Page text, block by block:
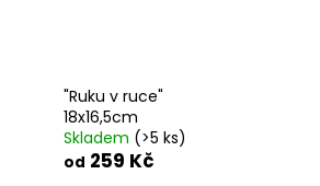
"Ruku v ruce"
18x16,5cm
Skladem (>5 ks)
od 259 Kč
SET TLAPEK